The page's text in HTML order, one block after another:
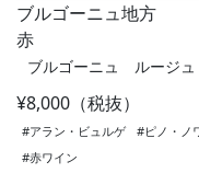
ブルゴーニュ地方
赤
ブルゴーニュ ルージ
¥8,000（税抜）
#アラン・ビュルゲ #ピノ・ノ
#赤ワイン